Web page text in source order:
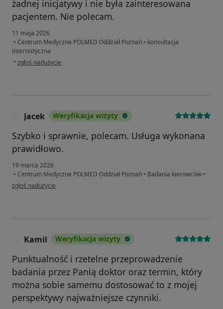
żadnej inicjatywy i nie była zainteresowana
pacjentem. Nie polecam.
11 maja 2026
• Centrum Medyczne POLMED Oddział Poznań • konsultacja
internistyczna
• w opinii użytkownika Justyna
zgłoś nadużycie
Jacek Weryfikacja wizyty
Szybko i sprawnie, polecam. Usługa wykonana
prawidłowo.
19 marca 2026
• Centrum Medyczne POLMED Oddział Poznań • Badania kierowców •
w opinii użytkownika Jacek
zgłoś nadużycie
Kamil Weryfikacja wizyty
Punktualność i rzetelne przeprowadzenie
badania przez Panią doktor oraz termin, który
można sobie samemu dostosować to z mojej
perspektywy najważniejsze czynniki.